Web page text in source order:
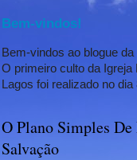
Bem-vindos!
Bem-vindos ao blogue
O primeiro culto da Igreja
Lagos foi realizado no
O Plano Simples De
Salvação